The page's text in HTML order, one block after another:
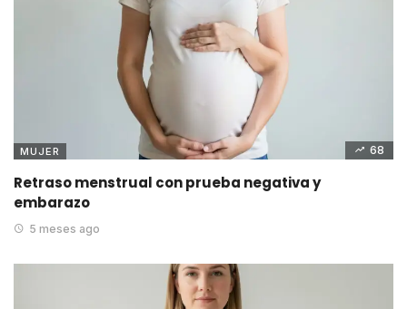
MUJER 68
Retraso menstrual con prueba negativa y
embarazo
5 meses ago